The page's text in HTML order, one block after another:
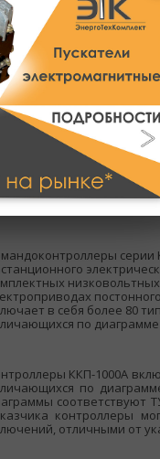
и
Размеры
серии
в себя более 80
по
ККП-1000А
по
соответствуют
контроллеры
отличными от